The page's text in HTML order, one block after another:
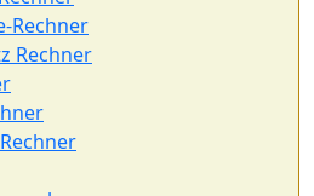
Rechner
Rechner